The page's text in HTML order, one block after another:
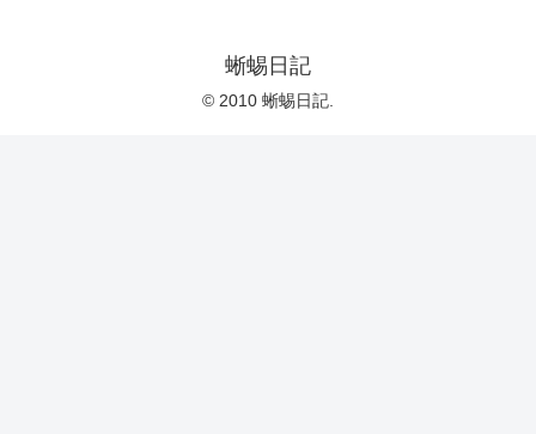
蜥蜴日記
© 2010 蜥蜴日記.